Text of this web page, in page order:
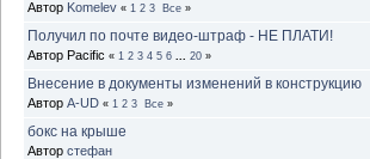
Автор Komelev « 1 2 3 Все »
Получил по почте видео-штраф - НЕ ПЛАТИ!
Автор Pacific « 1 2 3 4 5 6 20 »
Внесение в документы изменений в конструкцию
Автор A-UD « 1 2 3 Все »
бокс на крыше
Автор стефан